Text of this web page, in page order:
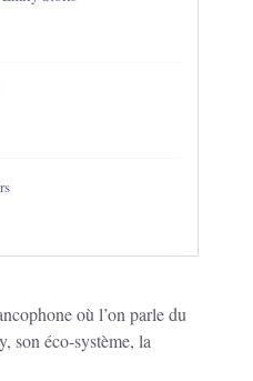
où l’on parle du
son éco-système, la